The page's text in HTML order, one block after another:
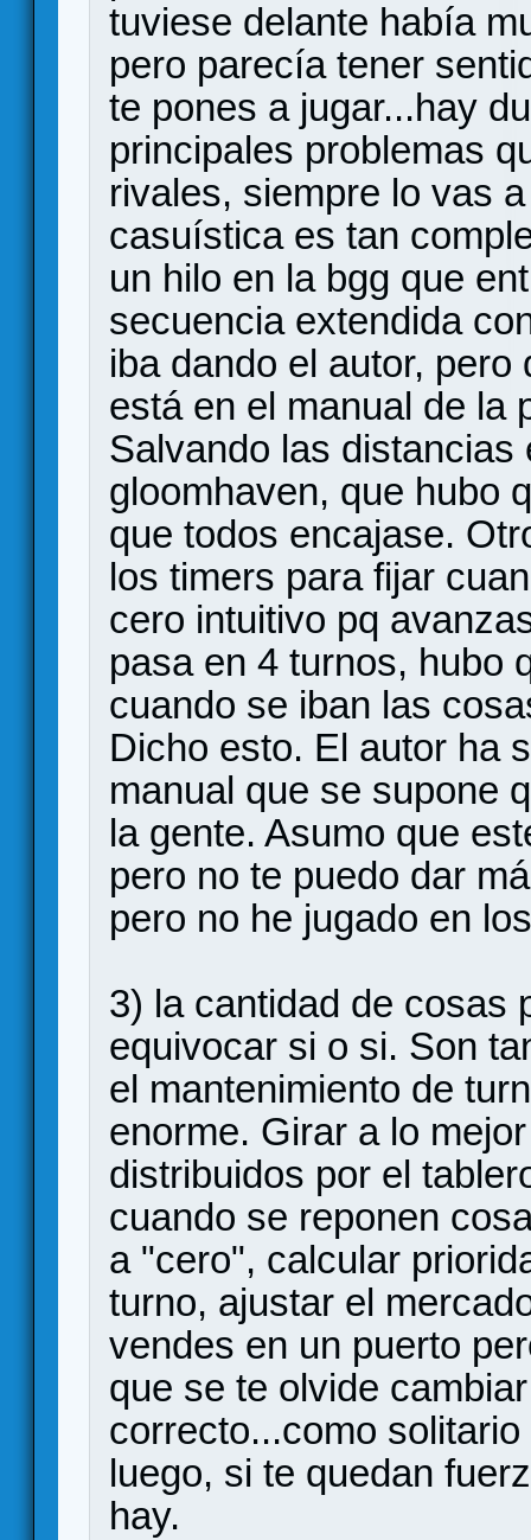
tuviese delante había
pero parecía tener
te pones a jugar...hay
principales problemas
rivales, siempre lo vas
casuística es tan
un hilo en la bgg que
secuencia extendida
iba dando el autor,
está en el manual de la
Salvando las
gloomhaven, que hubo
que todos encajase.
los timers para fijar
cero intuitivo pq
pasa en 4 turnos, hubo
cuando se iban las
Dicho esto. El autor ha
manual que se supone
la gente. Asumo que
pero no te puedo dar
pero no he jugado en
3) la cantidad de cosas
equivocar si o si. Son
el mantenimiento de
enorme. Girar a lo
distribuidos por el
cuando se reponen
a "cero", calcular
turno, ajustar el
vendes en un puerto
que se te olvide
correcto...como
luego, si te quedan
hay.